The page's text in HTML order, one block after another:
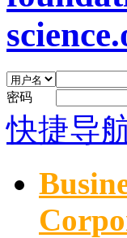
密码
快捷导